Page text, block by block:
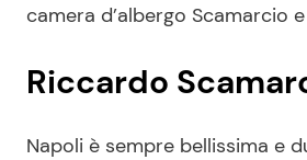
camera d’albergo Scamarcio
Riccardo
Napoli è sempre bellissima e